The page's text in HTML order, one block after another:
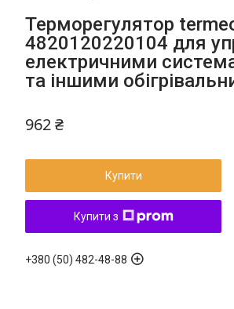
Tepморегулятор
4820120220104 для
електричними
та іншими
962 ₴
Купити
Купити з
+380 (50) 482-48-88